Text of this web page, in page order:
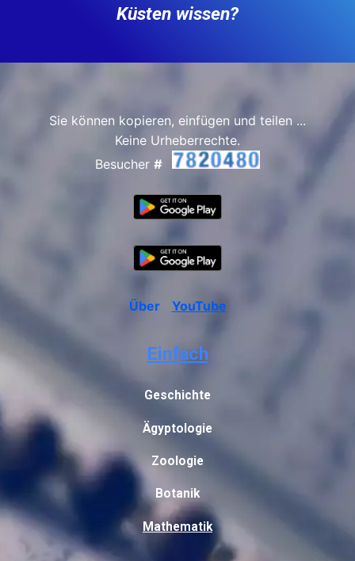
Küsten wissen?
Sie können kopieren, einfügen und teilen ...
Keine Urheberrechte.
Besucher #
Über YouTube
Einfach
Geschichte
Ägyptologie
Zoologie
Botanik
Mathematik